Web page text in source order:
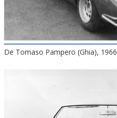
De Tomaso Pampero (Ghia), 1966